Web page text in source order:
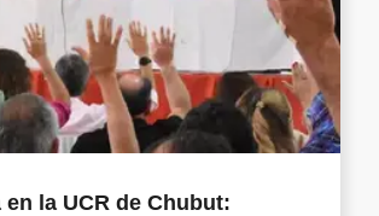
la UCR de Chubut: